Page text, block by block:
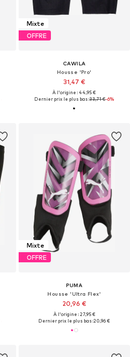
Mixte
OFFRE
CAWILA
Housse 'Pro'
31,47 €
À l'origine : 44,95 €
Dernier prix le plus bas :33,71 €-6%
Mixte
OFFRE
PUMA
Housse 'Ultra Flex'
20,96 €
À l'origine : 27,95 €
Dernier prix le plus bas :20,96 €